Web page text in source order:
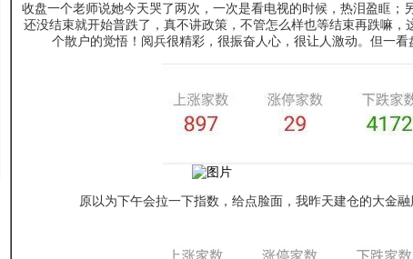
收盘一个老师说她今天哭了两次，一次是看电视的时候，热泪盈眶；
还没结束就开始普跌了，真不讲政策，不管怎么样也等结束再跌嘛，
个散户的觉悟！阅兵很精彩，很振奋人心，很让人激动。但一看
原以为下午会拉一下指数，给点脸面，我昨天建仓的大金